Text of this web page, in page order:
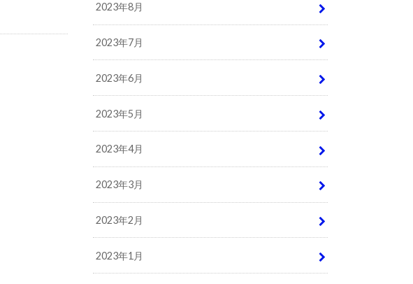
2023年8月
2023年7月
2023年6月
2023年5月
2023年4月
2023年3月
2023年2月
2023年1月